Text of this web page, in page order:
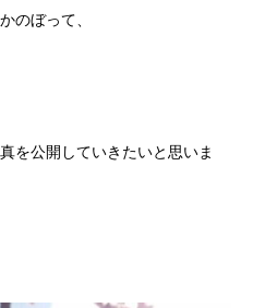
のぼって、
を公開していきたいと思いま